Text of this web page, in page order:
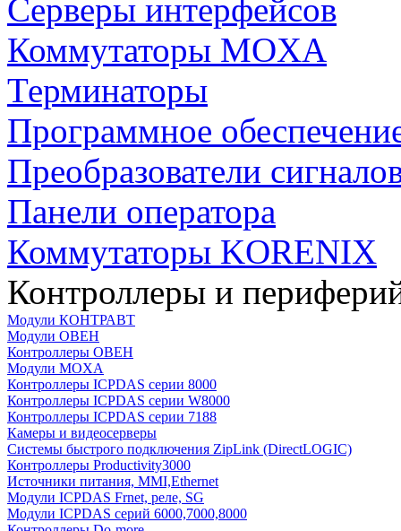
Серверы интерфейсов
Коммутаторы MOXA
Терминаторы
Программное
Преобразователи
Панели оператора
Коммутаторы KORENIX
Контроллеры и
Модули КОНТРАВТ
Модули ОВЕН
Контроллеры ОВЕН
Модули MOXA
Контроллеры ICPDAS серии 8000
Контроллеры ICPDAS серии W8000
Контроллеры ICPDAS серии 7188
Камеры и видеосерверы
Системы быстрого подключения ZipLink (DirectLOGIC)
Контроллеры Productivity3000
Источники питания, MMI,Ethernet
Модули ICPDAS Frnet, реле, SG
Модули ICPDAS серий 6000,7000,8000